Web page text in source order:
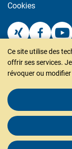
Cookies
puren gmbh
Rengoldshauser
88662 Überlingen
Deutschland
Tel +49 (0)7551
Ce site utilise des
offrir ses services.
révoquer ou
Imprimer